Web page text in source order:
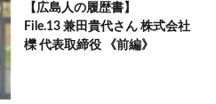
【広島人の履歴書】
File.13 兼田貴代さん 株式会社
櫟 代表取締役 《前編》